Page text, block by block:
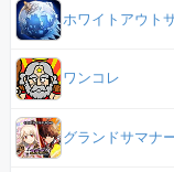
ホワイトアウト
ワンコレ
グランドサマナ